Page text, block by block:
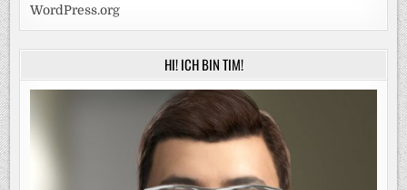
WordPress.org
HI! ICH BIN TIM!